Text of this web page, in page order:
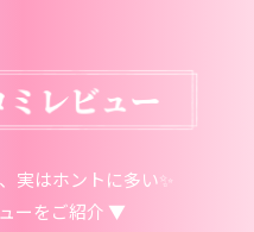
実はホントに多い✨
ーをご紹介 ▼